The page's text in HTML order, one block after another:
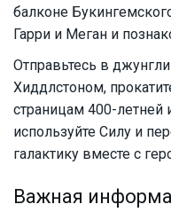
балконе
Гарри и Меган и
Отправьтесь в
Хиддлстоном,
страницам 400-летней
используйте Силу и
галактику вместе с
Важная